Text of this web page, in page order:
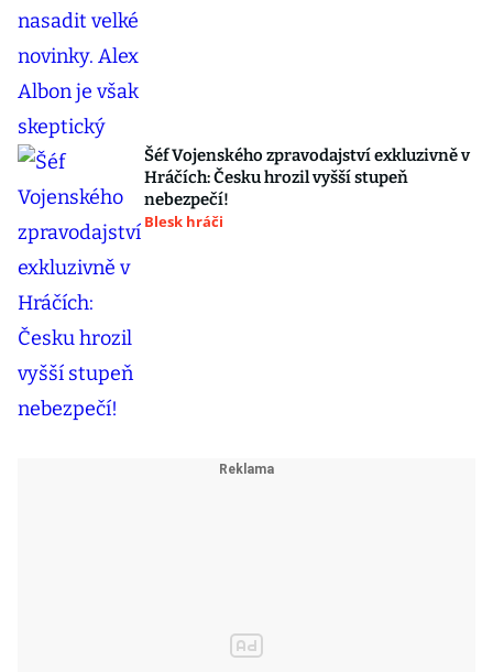
Šéf Vojenského zpravodajství exkluzivně v
Hráčích: Česku hrozil vyšší stupeň
nebezpečí!
Blesk hráči